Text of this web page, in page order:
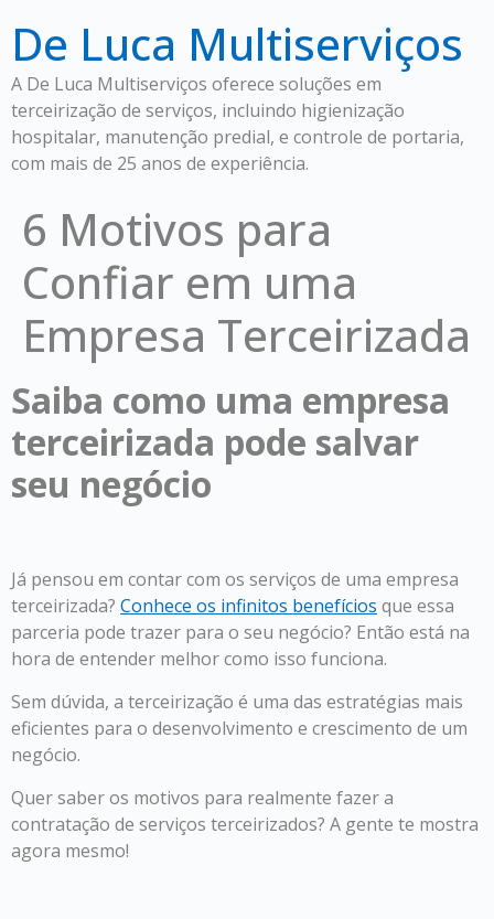
De Luca Multiserviços
A De Luca Multiserviços oferece soluções em
terceirização de serviços, incluindo higienização
hospitalar, manutenção predial, e controle de portaria,
com mais de 25 anos de experiência.
6 Motivos para
Confiar em uma
Empresa Terceirizada
Saiba como uma empresa
terceirizada pode salvar
seu negócio
Já pensou em contar com os serviços de uma empresa
terceirizada? Conhece os infinitos benefícios que essa
parceria pode trazer para o seu negócio? Então está na
hora de entender melhor como isso funciona.
Sem dúvida, a terceirização é uma das estratégias mais
eficientes para o desenvolvimento e crescimento de um
negócio.
Quer saber os motivos para realmente fazer a
contratação de serviços terceirizados? A gente te mostra
agora mesmo!